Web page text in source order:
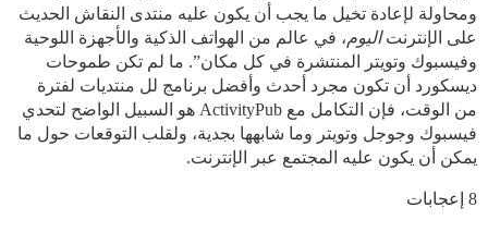
ومحاولة لإعادة تخيل ما يجب أن يكون عليه منتدى النقاش الحديث
على الإنترنتاليوم، في عالم من الهواتف الذكية والأجهزة اللوحية
وفيسبوك وتويتر المنتشرة في كل مكان”. ما لم تكن طموحات
ديسكورد أن تكون مجرد أحدث وأفضل برنامج لل منتديات لفترة
من الوقت، فإن التكامل مع ActivityPub هو السبيل الواضح لتحدي
فيسبوك وجوجل وتويتر وما شابهها بجدية، ولقلب التوقعات حول ما
يمكن أن يكون عليه المجتمع عبر الإنترنت.
8 إعجابات